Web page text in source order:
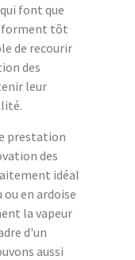
font que
tôt
de recourir
des
leur
prestation
des
idéal
en ardoise
la vapeur
d'un
aussi